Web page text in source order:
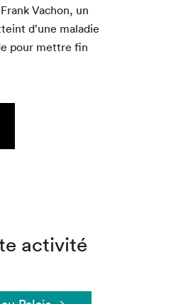
Vachon, un
d’une mal­adie
pour met­tre fin
activité